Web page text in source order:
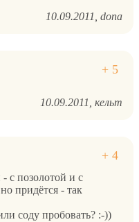
10.09.2011 dona
10.09.2011 кельт
с позолотой и с
придётся - так
соду пробовать? :-))